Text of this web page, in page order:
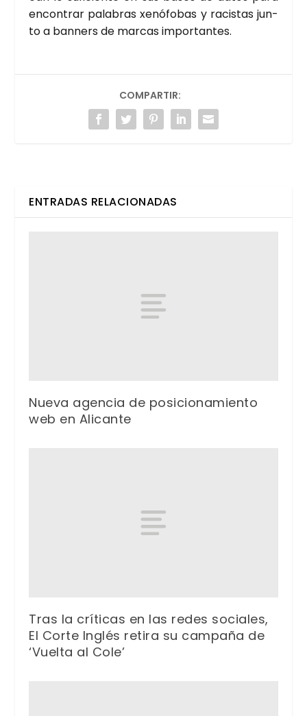
encon­trar pala­bras xenó­fo­bas y racis­tas jun­
to a ban­ners de mar­cas impor­tan­tes.
COMPARTIR:
ENTRADAS RELACIONADAS
Nueva agencia de posicionamiento
web en Alicante
Tras la críticas en las redes sociales,
El Corte Inglés retira su campaña de
‘Vuelta al Cole’